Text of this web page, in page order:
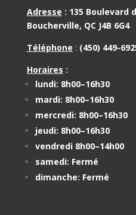
Adresse : 135 Boulevard
Boucherville, QC J4B 6G4
Téléphone : (450) 449-
Horaires :
lundi: 8h00–16h30
mardi: 8h00–16h30
mercredi: 8h00–16h30
jeudi: 8h00–16h30
vendredi 8h00–14h00
samedi: Fermé
dimanche: Fermé